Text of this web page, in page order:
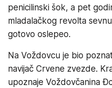
penicilinski šok, a pet
mladalačkog revolta
gotovo oslepeo.
Na Voždovcu je bio
navijač Crvene zvezde.
upoznaje Voždovčanina